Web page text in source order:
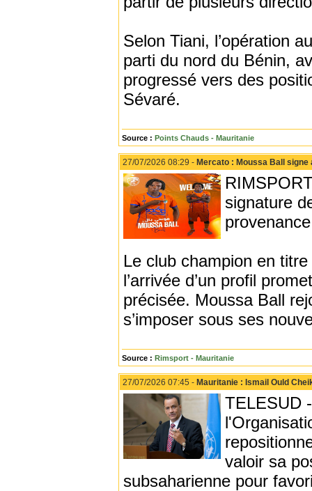
Selon Tiani, l’opération
parti du nord du Bénin,
progressé vers des
Sévaré.
Source : Points Chauds - Mauritanie
27/07/2026 08:29 - Mercato : Moussa Ball signe
signature
Le club champion en
l’arrivée d’un profil
précisée. Moussa Ball
s’imposer sous ses
Source : Rimsport - Mauritanie
27/07/2026 07:45 - Mauritanie : Ismail Ould
TELESUD
valoir sa
subsaharienne pour